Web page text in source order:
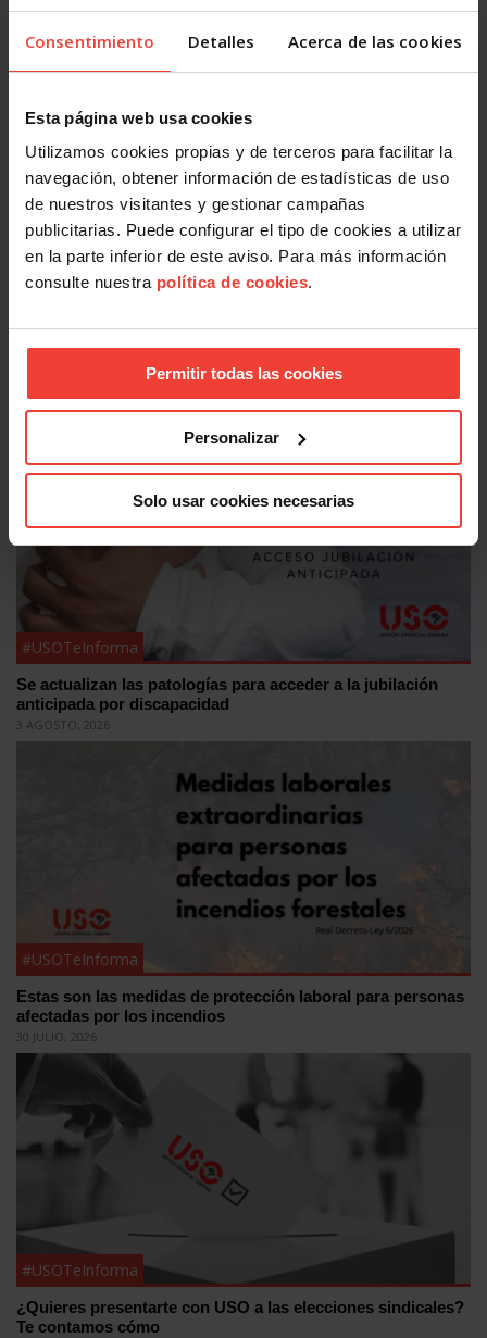
Consentimiento Detalles Acerca de las cookies
Esta página web usa cookies
Utilizamos cookies propias y de terceros para facilitar la
navegación, obtener información de estadísticas de uso
de nuestros visitantes y gestionar campañas
publicitarias. Puede configurar el tipo de cookies a utilizar
en la parte inferior de este aviso. Para más información
consulte nuestra política de cookies.
Permitir todas las cookies
Personalizar
Solo usar cookies necesarias
derechos digitales; en el artículo 20 bis del ET y en el
artículo 18 del Real Decreto-Ley 28/2020, de trabajo a
Sin embargo, la Ley regula que, dependiendo de la
trabajadores pueden disfrutar de la conciliación de la
actividad laboral y la vida personal y familiar según se
establezca en la negociación colectiva, es decir, en los
convenios colectivos o, en su defecto, en los acuerdos
entre empresa y representantes de los trabajadores.
OTRAS NOTICIAS
#USOTeInforma
Se actualizan las patologías para acceder a la jubilación
anticipada por discapacidad
3 AGOSTO, 2026
#USOTeInforma
Estas son las medidas de protección laboral para personas
afectadas por los incendios
30 JULIO, 2026
#USOTeInforma
¿Quieres presentarte con USO a las elecciones sindicales?
Te contamos cómo